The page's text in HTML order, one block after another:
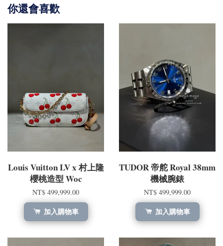
你還會喜歡
Louis Vuitton LV x 村上隆
櫻桃造型 Woc
NT$ 499,999.00
加入購物車
TUDOR 帝舵 Royal 38mm
機械腕錶
NT$ 499,999.00
加入購物車